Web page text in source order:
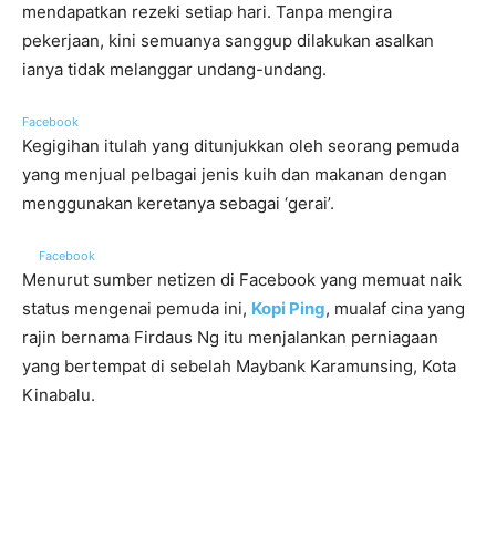
mendapatkan rezeki setiap hari. Tanpa mengira
pekerjaan, kini semuanya sanggup dilakukan asalkan
ianya tidak melanggar undang-undang.
Facebook
Kegigihan itulah yang ditunjukkan oleh seorang pemuda
yang menjual pelbagai jenis kuih dan makanan dengan
menggunakan keretanya sebagai ‘gerai’.
Facebook
Menurut sumber netizen di Facebook yang memuat naik
status mengenai pemuda ini, Kopi Ping, mualaf cina yang
rajin bernama Firdaus Ng itu menjalankan perniagaan
yang bertempat di sebelah Maybank Karamunsing, Kota
Kinabalu.